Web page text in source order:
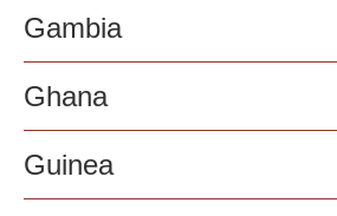
Gambia
Ghana
Guinea